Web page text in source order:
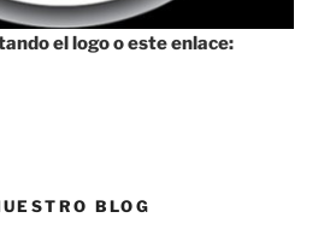
el logo o este enlace:
BLOG